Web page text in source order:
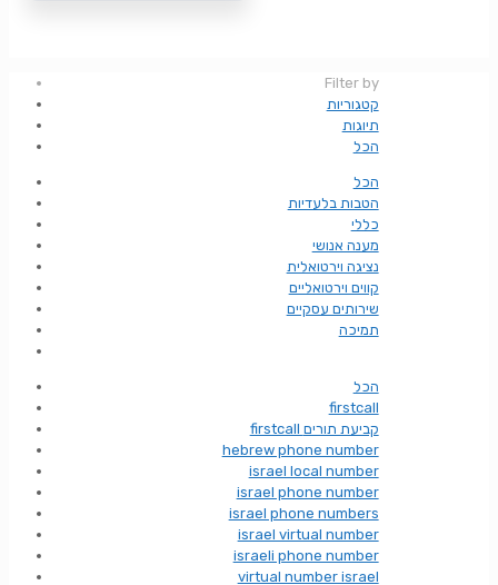
Filter by
קטגוריות
תיוגות
הכל
הכל
הטבות בלעדיות
כללי
מענה אנושי
נציגה וירטואלית
קווים וירטואליים
שירותים עסקיים
תמיכה
הכל
firstcall
firstcall קביעת תורים
hebrew phone number
israel local number
israel phone number
israel phone numbers
israel virtual number
israeli phone number
virtual number israel